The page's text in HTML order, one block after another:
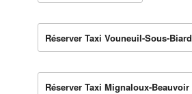
Réserver Taxi Vouneuil-Sous-Biard
Réserver Taxi Mignaloux-Beauvoir